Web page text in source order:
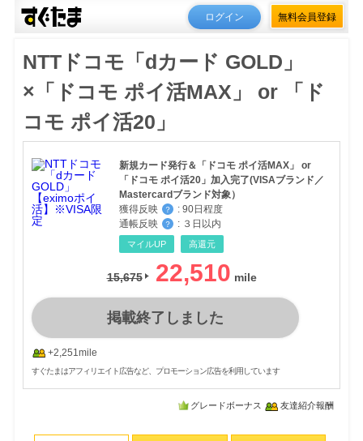
ログイン 無料会員登録
NTTドコモ「dカード GOLD」
×「ドコモ ポイ活MAX」 or 「ド
コモ ポイ活20」
新規カード発行＆「ドコモ ポイ活MAX」 or
「ドコモ ポイ活20」加入完了(VISAブランド／
Mastercardブランド対象）
獲得反映
？ : 90日程度
通帳反映
？ : ３日以内
マイルUP 高還元
15,675 22,510
掲載終了しました
+2,251mile
すぐたまはアフィリエイト広告など、プロモーション広告を利用しています
グレードボーナス 友達紹介報酬